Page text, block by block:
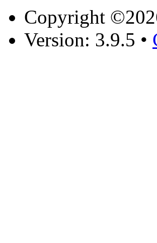
Copyright
Version: 3.9.5 •